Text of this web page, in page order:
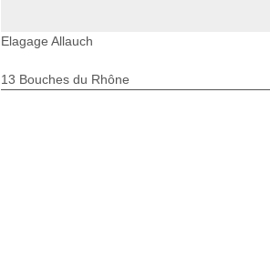
Elagage Allauch
13 Bouches du Rhône